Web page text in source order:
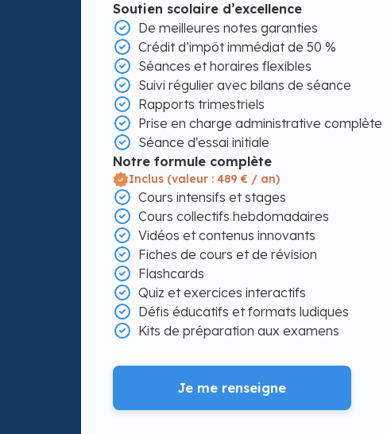
Soutien scolaire d’excellence
De meilleures notes garanties
Crédit d’impôt immédiat de 50 %
Séances et horaires flexibles
Suivi régulier avec bilans de séance
Rapports trimestriels
Prise en charge administrative complète
Séance d'essai initiale
Notre formule complète
Inclus (valeur : 489 € / an)
Cours intensifs et stages
Cours collectifs hebdomadaires
Vidéos et contenus innovants
Fiches de cours et de révision
Flashcards
Quiz et exercices interactifs
Défis éducatifs et formats ludiques
Kits de préparation aux examens
Je me renseigne